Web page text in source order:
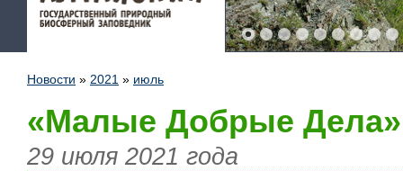
Новости » 2021 » июль
«Малые Добрые Дела»
29 июля 2021 года